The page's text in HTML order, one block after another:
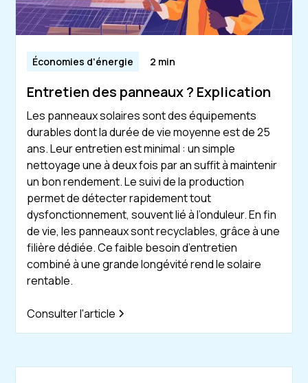
Économies d'énergie 2 min
Entretien des panneaux ? Explication
Les panneaux solaires sont des équipements
durables dont la durée de vie moyenne est de 25
ans. Leur entretien est minimal : un simple
nettoyage une à deux fois par an suffit à maintenir
un bon rendement. Le suivi de la production
permet de détecter rapidement tout
dysfonctionnement, souvent lié à l’onduleur. En fin
de vie, les panneaux sont recyclables, grâce à une
filière dédiée. Ce faible besoin d’entretien
combiné à une grande longévité rend le solaire
rentable.
Consulter l'article